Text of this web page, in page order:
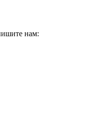
нам: